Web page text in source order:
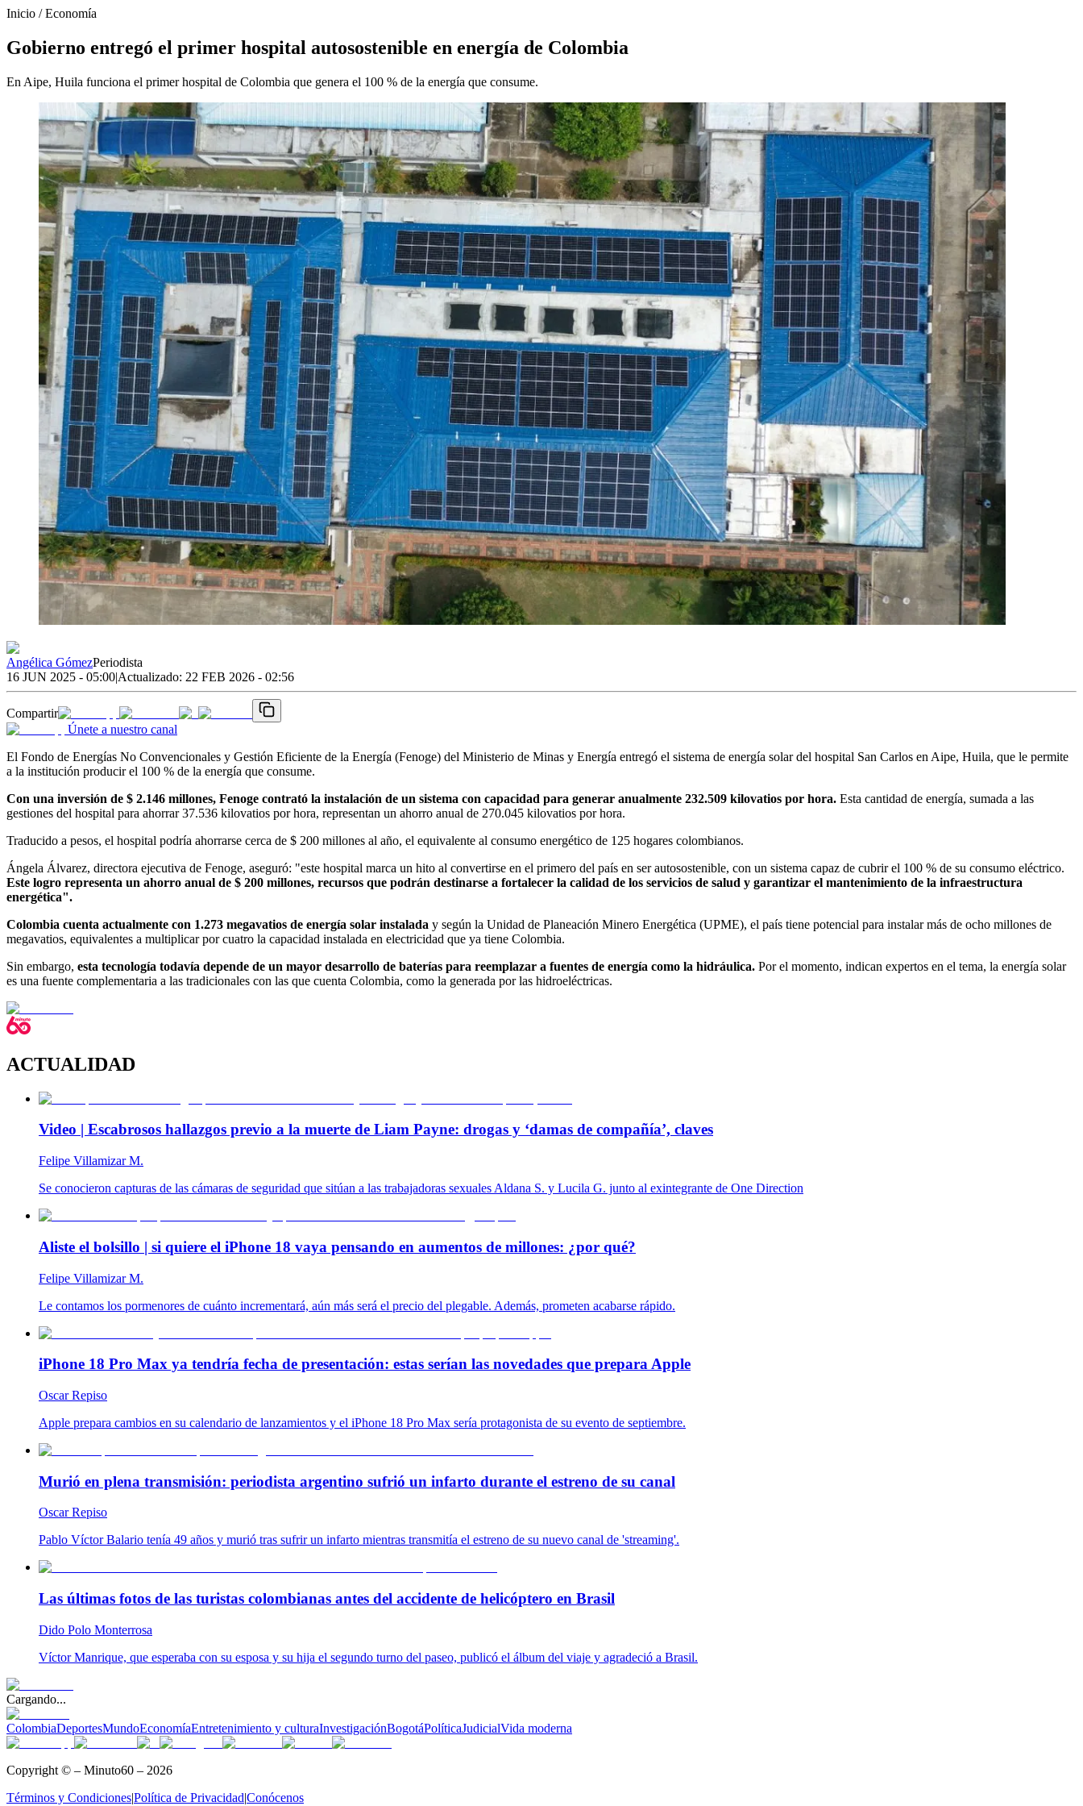
Inicio /Economía
Gobierno entregó el primer hospital autosostenible en energía de Colombia
En Aipe, Huila funciona el primer hospital de Colombia que genera el 100 % de la energía que consume.
Angélica GómezPeriodista
16 JUN 2025 - 05:00|Actualizado: 22 FEB 2026 - 02:56
Compartir
Únete a nuestro canal
El Fondo de Energías No Convencionales y Gestión Eficiente de la Energía (Fenoge) del Ministerio de Minas y Energía entregó el sistema de energía solar del hospital San Carlos en Aipe, Huila, que le permite
a la institución producir el 100 % de la energía que consume.
Con una inversión de $ 2.146 millones, Fenoge contrató la instalación de un sistema con capacidad para generar anualmente 232.509 kilovatios por hora. Esta cantidad de energía, sumada a las
gestiones del hospital para ahorrar 37.536 kilovatios por hora, representan un ahorro anual de 270.045 kilovatios por hora.
Traducido a pesos, el hospital podría ahorrarse cerca de $ 200 millones al año, el equivalente al consumo energético de 125 hogares colombianos.
Ángela Álvarez, directora ejecutiva de Fenoge, aseguró: "este hospital marca un hito al convertirse en el primero del país en ser autosostenible, con un sistema capaz de cubrir el 100 % de su consumo eléctrico.
Este logro representa un ahorro anual de $ 200 millones, recursos que podrán destinarse a fortalecer la calidad de los servicios de salud y garantizar el mantenimiento de la infraestructura
energética".
Colombia cuenta actualmente con 1.273 megavatios de energía solar instalada y según la Unidad de Planeación Minero Energética (UPME), el país tiene potencial para instalar más de ocho millones de
megavatios, equivalentes a multiplicar por cuatro la capacidad instalada en electricidad que ya tiene Colombia.
Sin embargo, esta tecnología todavía depende de un mayor desarrollo de baterías para reemplazar a fuentes de energía como la hidráulica. Por el momento, indican expertos en el tema, la energía solar
es una fuente complementaria a las tradicionales con las que cuenta Colombia, como la generada por las hidroeléctricas.
ACTUALIDAD
Video | Escabrosos hallazgos previo a la muerte de Liam Payne: drogas y ‘damas de compañía’, claves
Felipe Villamizar M.
Se conocieron capturas de las cámaras de seguridad que sitúan a las trabajadoras sexuales Aldana S. y Lucila G. junto al exintegrante de One Direction
Aliste el bolsillo | si quiere el iPhone 18 vaya pensando en aumentos de millones: ¿por qué?
Felipe Villamizar M.
Le contamos los pormenores de cuánto incrementará, aún más será el precio del plegable. Además, prometen acabarse rápido.
iPhone 18 Pro Max ya tendría fecha de presentación: estas serían las novedades que prepara Apple
Oscar Repiso
Apple prepara cambios en su calendario de lanzamientos y el iPhone 18 Pro Max sería protagonista de su evento de septiembre.
Murió en plena transmisión: periodista argentino sufrió un infarto durante el estreno de su canal
Oscar Repiso
Pablo Víctor Balario tenía 49 años y murió tras sufrir un infarto mientras transmitía el estreno de su nuevo canal de 'streaming'.
Las últimas fotos de las turistas colombianas antes del accidente de helicóptero en Brasil
Dido Polo Monterrosa
Víctor Manrique, que esperaba con su esposa y su hija el segundo turno del paseo, publicó el álbum del viaje y agradeció a Brasil.
Cargando...
ColombiaDeportesMundoEconomíaEntretenimiento y culturaInvestigaciónBogotáPolíticaJudicialVida moderna
Copyright © – Minuto60 – 2026
Términos y Condiciones|Política de Privacidad|Conócenos